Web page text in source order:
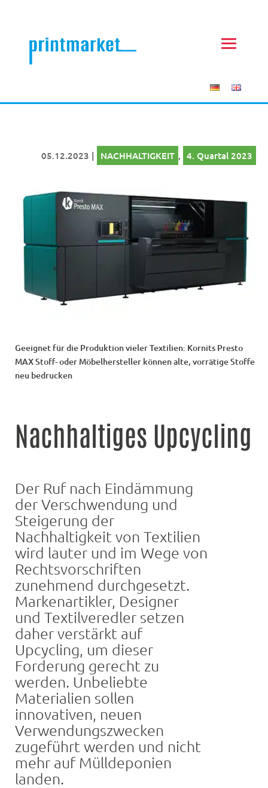
05.12.2023 | NACHHALTIGKEIT , 4. Quartal 2023
Geeignet für die Produktion vieler Textilien: Kornits Presto
MAX Stoff- oder Möbelhersteller können alte, vorrätige Stoffe
neu bedrucken
Nachhaltiges Upcycling
Der Ruf nach Eindämmung
der Verschwendung und
Steigerung der
Nachhaltigkeit von Textilien
wird lauter und im Wege von
Rechtsvorschriften
zunehmend durchgesetzt.
Markenartikler, Designer
und Textilveredler setzen
daher verstärkt auf
Upcycling, um dieser
Forderung gerecht zu
werden. Unbeliebte
Materialien sollen
innovativen, neuen
Verwendungszwecken
zugeführt werden und nicht
mehr auf Mülldeponien
landen.